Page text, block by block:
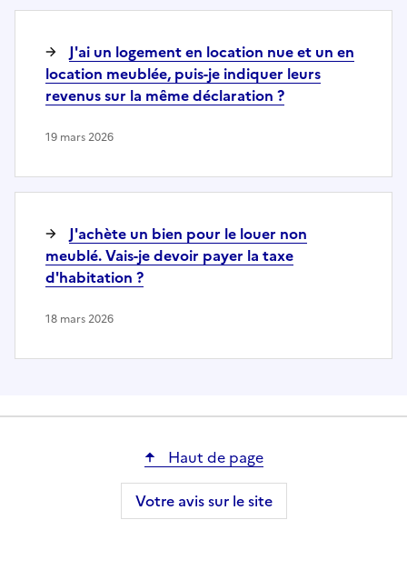
J'ai un logement en location nue et un en
location meublée, puis-je indiquer leurs
revenus sur la même déclaration ?
19 mars 2026
J'achète un bien pour le louer non
meublé. Vais-je devoir payer la taxe
d'habitation ?
18 mars 2026
Haut de page
Votre avis sur le site